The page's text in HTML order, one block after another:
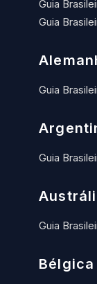
Guia
Guia
Guia
Guia
Guia
Bélgica